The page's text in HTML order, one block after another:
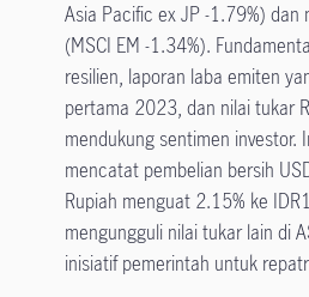
Asia Pacific ex JP -1.79%) dan
(MSCI EM -1.34%).
resilien, laporan laba emiten
pertama 2023, dan nilai tukar
mendukung sentimen investor.
mencatat pembelian bersih
Rupiah menguat 2.15% ke
mengungguli nilai tukar lain di
inisiatif pemerintah untuk